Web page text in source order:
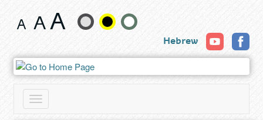
Change
size
and
color
Hebrew
Toggle
navigation